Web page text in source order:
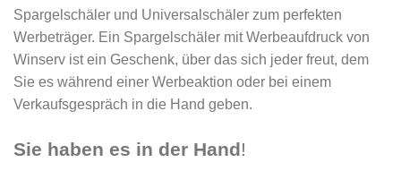
Spargelschäler und Universalschäler zum perfekten
Werbeträger. Ein Spargelschäler mit Werbeaufdruck von
Winserv ist ein Geschenk, über das sich jeder freut, dem
Sie es während einer Werbeaktion oder bei einem
Verkaufsgespräch in die Hand geben.
Sie haben es in der Hand!